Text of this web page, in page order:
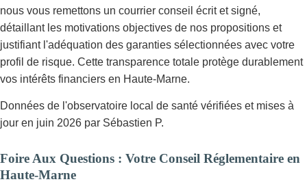
nous vous remettons un courrier conseil écrit et signé,
détaillant les motivations objectives de nos propositions et
justifiant l'adéquation des garanties sélectionnées avec votre
profil de risque. Cette transparence totale protège durablement
vos intérêts financiers en Haute-Marne.
Données de l'observatoire local de santé vérifiées et mises à
jour en juin 2026 par Sébastien P.
Foire Aux Questions : Votre Conseil Réglementaire en
Haute-Marne